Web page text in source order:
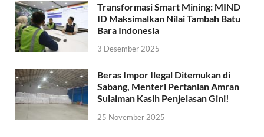
Transformasi Smart Mining: MIND
ID Maksimalkan Nilai Tambah Batu
Bara Indonesia
3 Desember 2025
Beras Impor Ilegal Ditemukan di
Sabang, Menteri Pertanian Amran
Sulaiman Kasih Penjelasan Gini!
25 November 2025